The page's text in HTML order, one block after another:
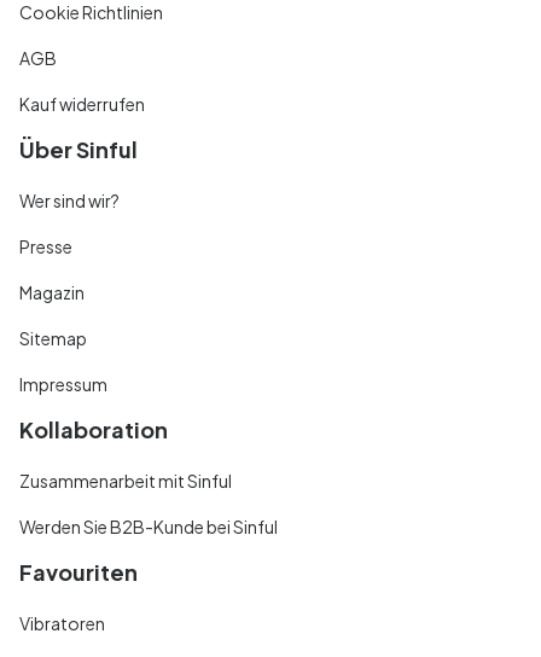
Cookie Richtlinien
AGB
Kauf widerrufen
Über Sinful
Wer sind wir?
Presse
Magazin
Sitemap
Impressum
Kollaboration
Zusammenarbeit mit Sinful
Werden Sie B2B-Kunde bei Sinful
Favouriten
Vibratoren